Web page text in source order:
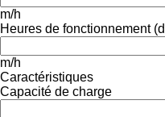
m/h
Heures de fonctionnement
m/h
Caractéristiques
Capacité de charge